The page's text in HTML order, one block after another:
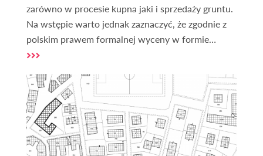
zarówno w procesie kupna jaki i sprzedaży gruntu.
Na wstępie warto jednak zaznaczyć, że zgodnie z
polskim prawem formalnej wyceny w formie
operatu szacunkowego może dokonać wyłącznie
można jednak spróbować oszacować przybliżoną
wartość swojej działki przy pomocy dostępnych
powszechnie narzędzi i informacji.